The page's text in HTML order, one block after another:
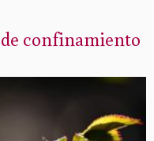
confinamiento